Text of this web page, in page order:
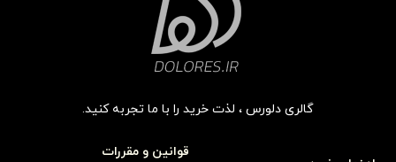
گالری دلورس ، لذت خرید را با ما تجربه کنید.
قوانین و مقررات